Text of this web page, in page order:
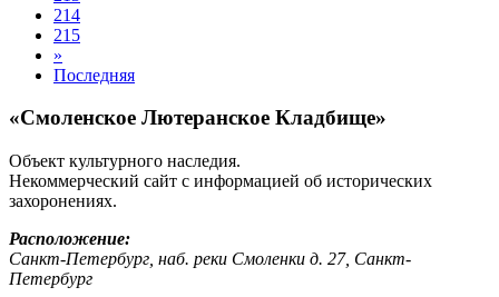
214
215
»
Последняя
«Смоленское Лютеранское Кладбище»
Объект культурного наследия.
Некоммерческий сайт с информацией об исторических
захоронениях.
Расположение:
Санкт-Петербург, наб. реки Смоленки д. 27, Санкт-
Петербург